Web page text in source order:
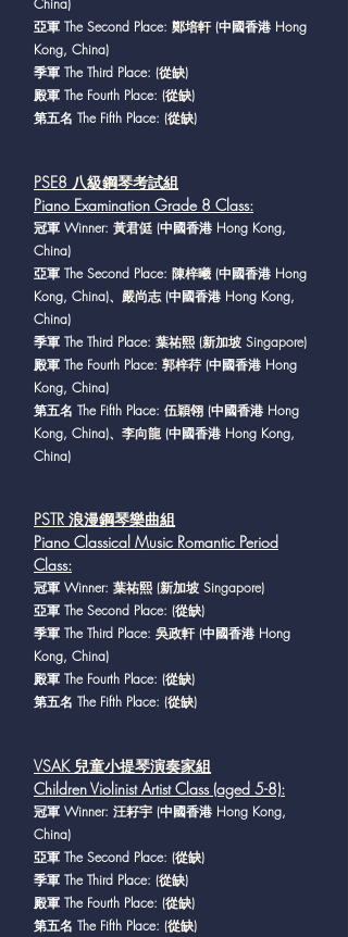
China)
亞軍 The Second Place: 鄭培軒 (中國香港 Hong
Kong, China)
季軍 The Third Place: (從缺)
殿軍 The Fourth Place: (從缺)
第五名 The Fifth Place: (從缺)
PSE8 八級鋼琴考試組
Piano Examination Grade 8 Class:
冠軍 Winner: 黃君侹 (中國香港 Hong Kong,
China)
亞軍 The Second Place: 陳梓曦 (中國香港 Hong
Kong, China)、嚴尚志 (中國香港 Hong Kong,
China)
季軍 The Third Place: 葉祐熙 (新加坡 Singapore)
殿軍 The Fourth Place: 郭梓荇 (中國香港 Hong
Kong, China)
第五名 The Fifth Place: 伍穎翎 (中國香港 Hong
Kong, China)、李向龍 (中國香港 Hong Kong,
China)
PSTR 浪漫鋼琴樂曲組
Piano Classical Music Romantic Period
Class:
冠軍 Winner: 葉祐熙 (新加坡 Singapore)
亞軍 The Second Place: (從缺)
季軍 The Third Place: 吳政軒 (中國香港 Hong
Kong, China)
殿軍 The Fourth Place: (從缺)
第五名 The Fifth Place: (從缺)
VSAK 兒童小提琴演奏家組
Children Violinist Artist Class (aged 5-8):
冠軍 Winner: 汪耔宇 (中國香港 Hong Kong,
China)
亞軍 The Second Place: (從缺)
季軍 The Third Place: (從缺)
殿軍 The Fourth Place: (從缺)
第五名 The Fifth Place: (從缺)